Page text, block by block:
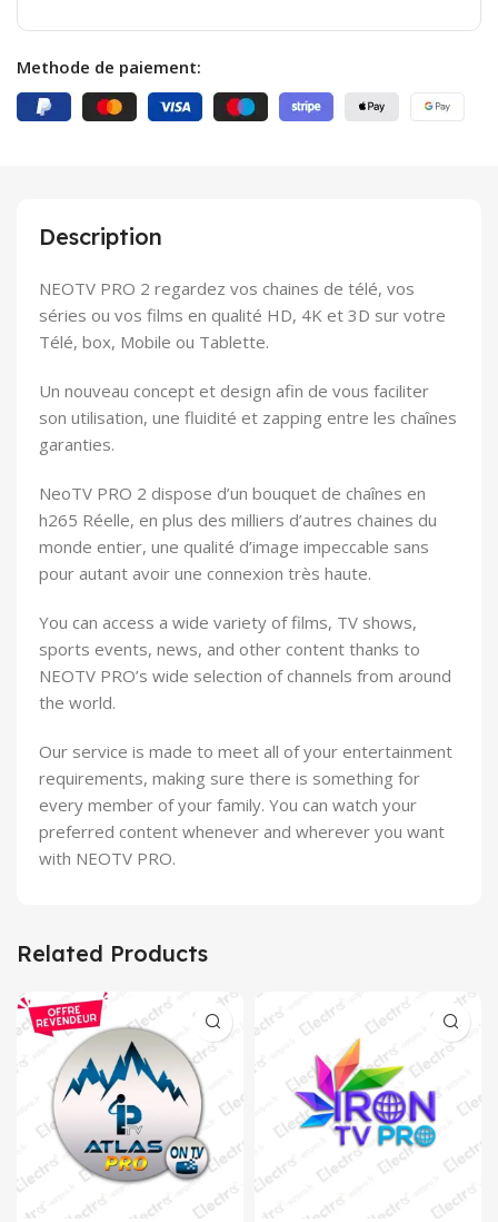
Methode de paiement:
Description
NEOTV PRO 2 regardez vos chaines de télé, vos
séries ou vos films en qualité HD, 4K et 3D sur votre
Télé, box, Mobile ou Tablette.
Un nouveau concept et design afin de vous faciliter
son utilisation, une fluidité et zapping entre les chaînes
garanties.
NeoTV PRO 2 dispose d’un bouquet de chaînes en
h265 Réelle, en plus des milliers d’autres chaines du
monde entier, une qualité d’image impeccable sans
pour autant avoir une connexion très haute.
You can access a wide variety of films, TV shows,
sports events, news, and other content thanks to
NEOTV PRO’s wide selection of channels from around
the world.
Our service is made to meet all of your entertainment
requirements, making sure there is something for
every member of your family. You can watch your
preferred content whenever and wherever you want
with NEOTV PRO.
Related Products